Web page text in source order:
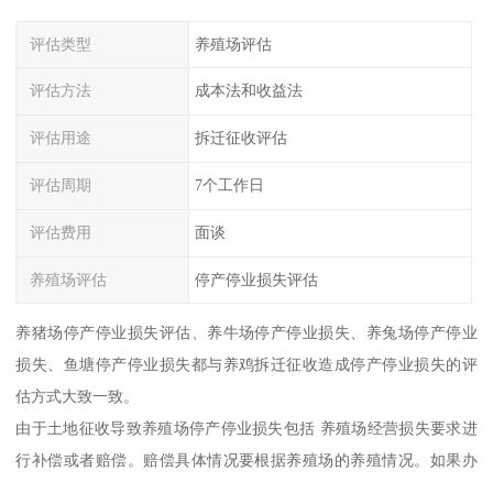
评估类型 养殖场评估
评估方法 成本法和收益法
评估用途 拆迁征收评估
评估周期 7个工作日
评估费用 面谈
养殖场评估 停产停业损失评估
养猪场停产停业损失评估、养牛场停产停业损失、养兔场停产停业
损失、鱼塘停产停业损失都与养鸡拆迁征收造成停产停业损失的评
估方式大致一致。
由于土地征收导致养殖场停产停业损失包括 养殖场经营损失要求进
行补偿或者赔偿。赔偿具体情况要根据养殖场的养殖情况。如果办